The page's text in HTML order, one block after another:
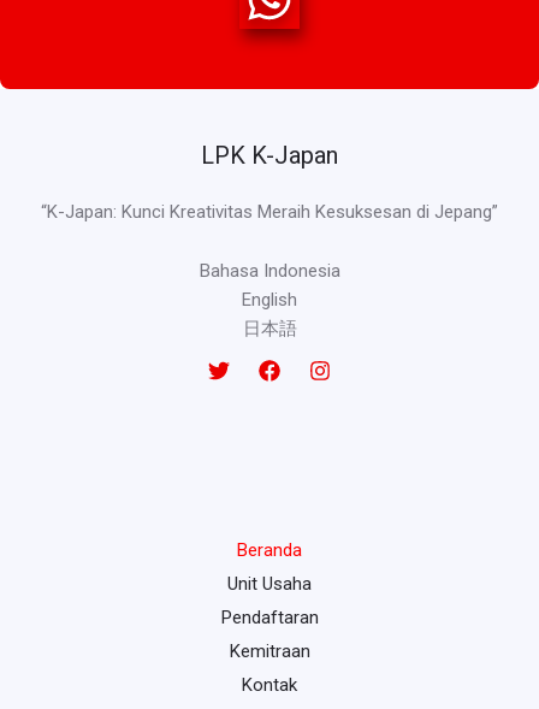
LPK K-Japan
“K-Japan: Kunci Kreativitas Meraih Kesuksesan di Jepang”
Bahasa Indonesia
English
日本語
Beranda
Unit Usaha
Pendaftaran
Kemitraan
Kontak